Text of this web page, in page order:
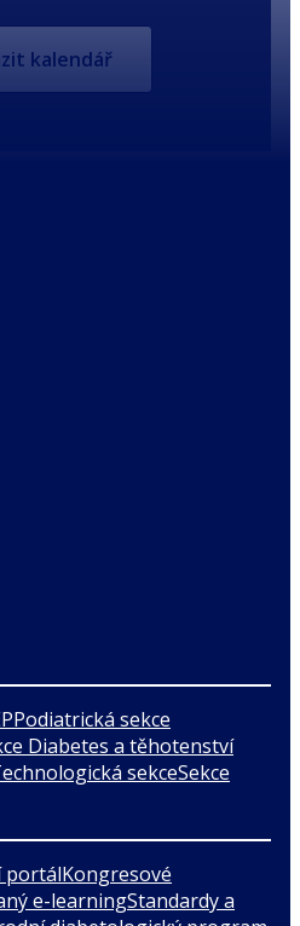
kalendář
Podiatrická sekce
Diabetes a těhotenství
sekceSekce
portálKongresové
e-learningStandardy a